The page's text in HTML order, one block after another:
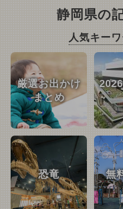
静岡県の
人気キー
厳選お出かけ
まとめ
恐竜 無